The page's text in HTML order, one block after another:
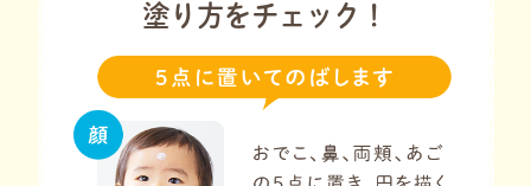
塗り方をチェック！